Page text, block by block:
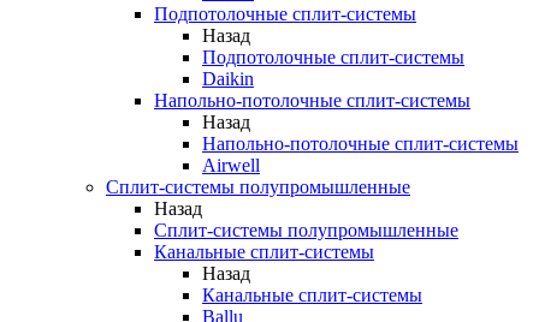
Подпотолочные сплит-системы
Назад
Подпотолочные сплит-системы
Daikin
Напольно-потолочные сплит-системы
Назад
Напольно-потолочные сплит-системы
Airwell
Сплит-системы полупромышленные
Назад
Сплит-системы полупромышленные
Канальные сплит-системы
Назад
Канальные сплит-системы
Ballu